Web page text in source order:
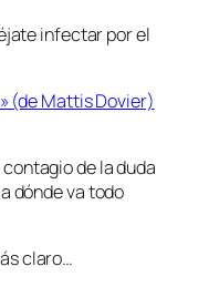
infectar por el
(de Mattis Dovier)
de la duda
dónde va todo
claro…